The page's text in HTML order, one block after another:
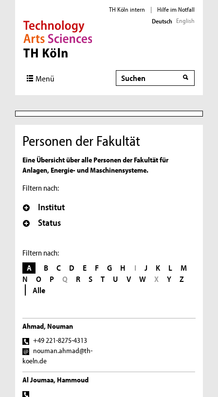
Direkt zur Hauptnavigation
Direkt zur Subnavigation
Direkt zum Inhalt
Direkt zum Fußbereich
TH Köln intern |
Hilfe im Notfall
Deutsch English
Menü Suche
Suche
Personen der Fakultät
Eine Übersicht über alle Personen der Fakultät für
Anlagen, Energie- und Maschinensysteme.
Filtern nach:
Institut
Status
Filtern nach:
A B C D E F G H I J K L
M
N
O P Q R S T U V W X Y
Z
Alle
Ahmad, Nouman
+49 221-8275-4313
nouman.ahmad@th-
koeln.de
Al Joumaa, Hammoud